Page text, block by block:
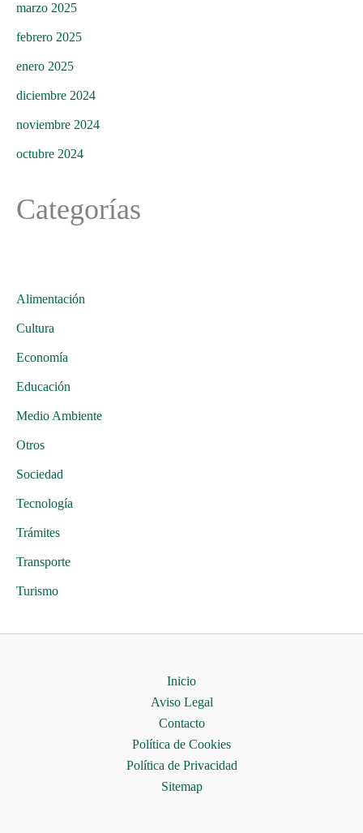
marzo 2025
febrero 2025
enero 2025
diciembre 2024
noviembre 2024
octubre 2024
Categorías
Alimentación
Cultura
Economía
Educación
Medio Ambiente
Otros
Sociedad
Tecnología
Trámites
Transporte
Turismo
Inicio
Aviso Legal
Contacto
Política de Cookies
Política de Privacidad
Sitemap